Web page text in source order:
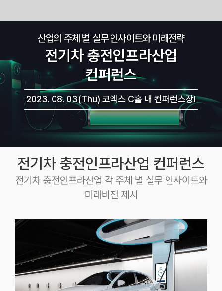
산업의 주체 별 실무 인사이트와 미래전략
전기차 충전인프라산업
컨퍼런스
2023. 08. 03(Thu) 코엑스 C홀 내 컨퍼런스장I
전기차 충전인프라산업 컨퍼런스
전기차 충전인프라산업 각 주체 별 실무 인사이트와
미래비전 제시